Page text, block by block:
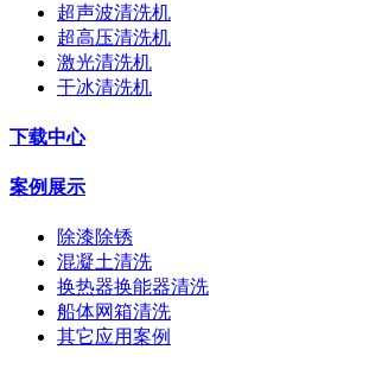
超声波清洗机
超高压清洗机
激光清洗机
干冰清洗机
下载中心
案例展示
除漆除锈
混凝土清洗
换热器换能器清洗
船体网箱清洗
其它应用案例